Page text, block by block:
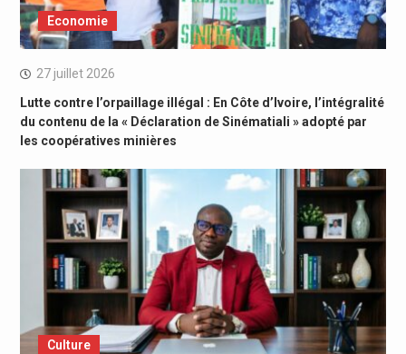
Economie
27 juillet 2026
Lutte contre l’orpaillage illégal : En Côte d’Ivoire, l’intégralité
du contenu de la « Déclaration de Sinématiali » adopté par
les coopératives minières
Culture